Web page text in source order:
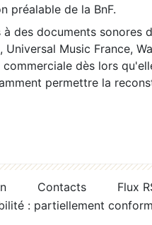
préalable de la BnF.
à des documents sonores
Universal Music France,
dès lors
permettre la
Contacts
Flux
: partiellement